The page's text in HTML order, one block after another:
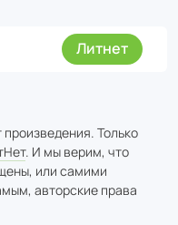
Литнет
Только
. И мы верим, что
или самими
авторские права